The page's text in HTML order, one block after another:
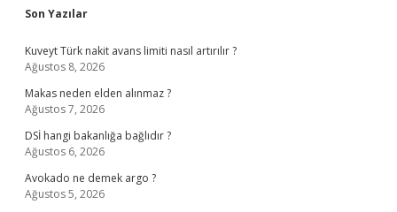
Sidebar
Son Yazılar
Kuveyt Türk nakit avans limiti nasıl artırılır ?
Ağustos 8, 2026
Makas neden elden alınmaz ?
Ağustos 7, 2026
DSİ hangi bakanlığa bağlıdır ?
Ağustos 6, 2026
Avokado ne demek argo ?
Ağustos 5, 2026